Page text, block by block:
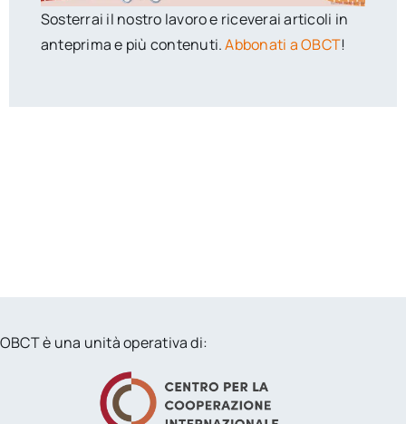
Sosterrai il nostro lavoro e riceverai articoli in
anteprima e più contenuti.Abbonati a OBCT!
OBCT è una unità operativa di: